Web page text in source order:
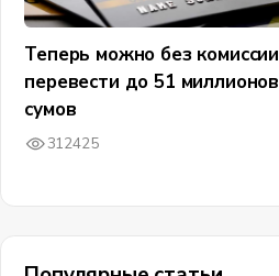
Теперь можно без комиссии
перевести до 51 миллионов
сумов
312425